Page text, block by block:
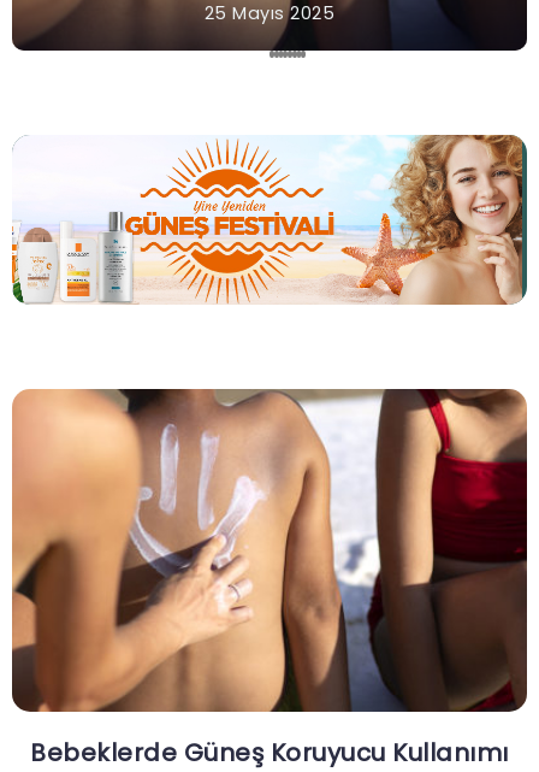
25 Mayıs 2025
Bebeklerde Güneş Koruyucu Kullanımı